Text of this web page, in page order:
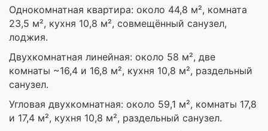
Однокомнатная квартира: около 44,8 м², комната
23,5 м², кухня 10,8 м², совмещённый санузел,
лоджия.
Двухкомнатная линейная: около 58 м², две
комнаты ~16,4 и 16,8 м², кухня 10,8 м², раздельный
санузел.
Угловая двухкомнатная: около 59,1 м², комнаты 17,8
и 17,4 м², кухня 10,8 м², раздельный санузел.